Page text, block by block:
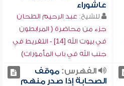
عاشوراء
للشيخ: عبد الرحيم الطحان
جزء من محاضرة ( المرابطون
في بيوت الله [14] - التفريط في
جنب الله في باب المأمورات)
الفهرس:موقف
الصحابة إذا صدر منهم